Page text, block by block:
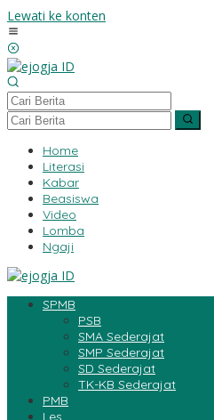
Lewati ke konten
Home
Literasi
Kabar
Beasiswa
Video
Lomba
Ngaji
SPMB
PSB
SMA Sederajat
SMP Sederajat
SD Sederajat
TK-KB Sederajat
PMB
Les